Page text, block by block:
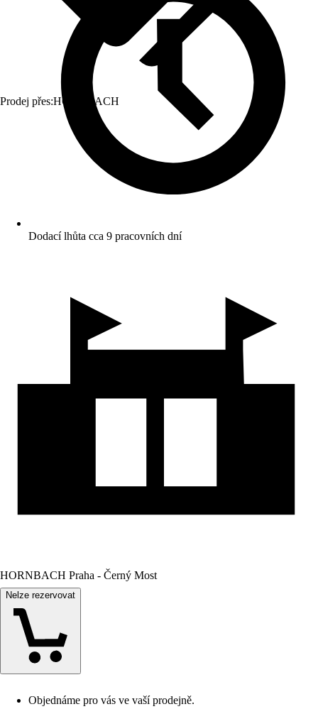
Prodej přes:HORNBACH
Dodací lhůta cca 9 pracovních dní
HORNBACH Praha - Černý Most
Nelze rezervovat
Objednáme pro vás ve vaší prodejně.